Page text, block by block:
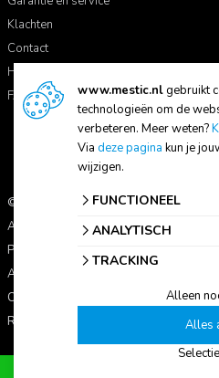
Klachten
Contact
Handleidingen
FAQ
© 2026 Mestic
Alle prijzen zijn inclusief btw.
Privacyverklaring
Algemene voorwaarden
Cookie-instellingen
Reviewbeleid
www.mestic.nlgebruikt
technologieën om de
verbeteren. Meer weten?
Via deze pagina kun je
wijzigen.
FUNCTIONEEL
ANALYTISCH
TRACKING
Alles
Alleen